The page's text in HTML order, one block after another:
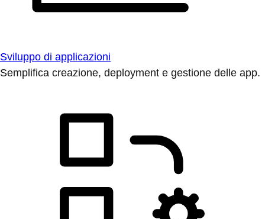
Sviluppo di applicazioni
Semplifica creazione, deployment e gestione delle app.